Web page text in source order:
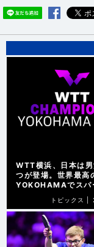
WTT横浜、日本は
つが登場。世界最高
YOKOHAMAでスパ
トピックス |